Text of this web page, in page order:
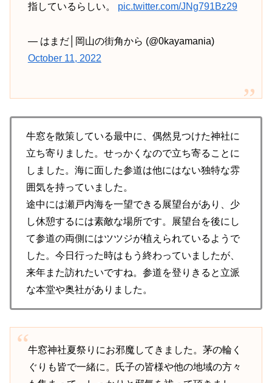
指しているらしい。 pic.twitter.com/JNg791Bz29
— はまだ│岡山の街角から (@0kayamania)
October 11, 2022
牛窓を散策している最中に、偶然見つけた神社に
立ち寄りました。せっかくなので立ち寄ることに
しました。海に面した参道は他にはない独特な雰
囲気を持っていました。
途中には瀬戸内海を一望できる展望台があり、少
し休憩するには素敵な場所です。展望台を後にし
て参道の両側にはツツジが植えられているようで
した。今日行った時はもう終わっていましたが、
来年また訪れたいですね。参道を登りきると立派
な本堂や奥社がありました。
牛窓神社夏祭りにお邪魔してきました。茅の輪く
ぐりも皆で一緒に。氏子の皆様や他の地域の方々